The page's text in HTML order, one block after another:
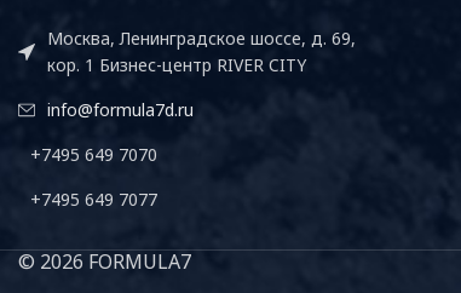
Москва, Ленинградское шоссе, д. 69,
кор. 1 Бизнес-центр RIVER CITY
info@formula7d.ru
+7495 649 7070
+7495 649 7077
© 2026 FORMULA7